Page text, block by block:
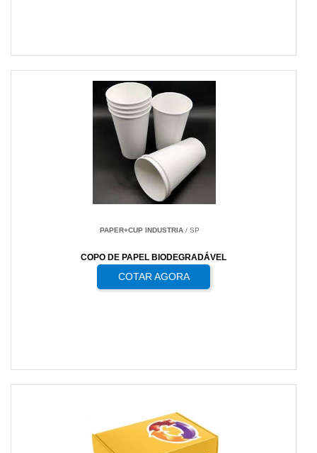
PAPER+CUP INDUSTRIA / SP
COPO DE PAPEL BIODEGRADÁVEL
COTAR AGORA